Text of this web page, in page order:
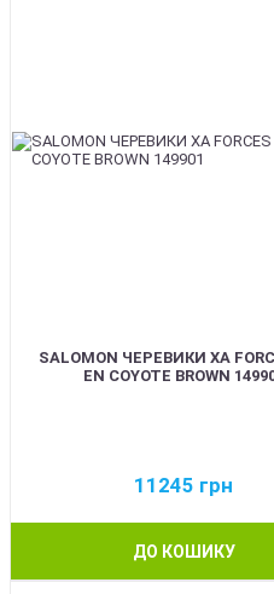
SALOMON ЧЕРЕВИКИ XA
EN COYOTE BROWN
11245 грн
ДО КОШИКУ